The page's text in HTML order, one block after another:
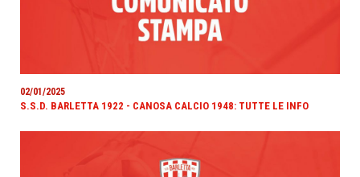
02/01/2025
S.S.D. BARLETTA 1922 - CANOSA CALCIO 1948: TUTTE LE INFO